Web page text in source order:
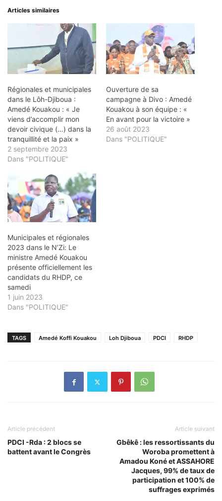
Articles similaires
Régionales et municipales
dans le Lôh-Djiboua :
Amedé Kouakou : « Je
viens d’accomplir mon
devoir civique (…) dans la
tranquillité et la paix »
2 septembre 2023
Dans "POLITIQUE"
Ouverture de sa
campagne à Divo : Amedé
Kouakou à son équipe : «
En avant pour la victoire »
26 août 2023
Dans "POLITIQUE"
Municipales et régionales
2023 dans le N’Zi: Le
ministre Amedé Kouakou
présente officiellement les
candidats du RHDP, ce
samedi
1 juin 2023
Dans "POLITIQUE"
TAGS Amedé Koffi Kouakou Loh Djiboua PDCI RHDP
Article précédent
PDCI -Rda : 2 blocs se
battent avant le Congrès
Article suivant
Gbêkê : les ressortissants du
Woroba promettent à
Amadou Koné et ASSAHORE
Jacques, 99% de taux de
participation et 100% de
suffrages exprimés